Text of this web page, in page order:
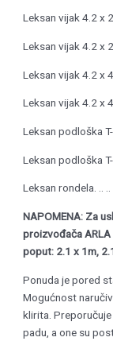
Leksan vijak 4.2 x
Leksan vijak 4.2 x
Leksan vijak 4.2 x
Leksan vijak 4.2 x
Leksan podloška
Leksan podloška
Leksan rondela. .. ..
NAPOMENA: Za
proizvođača ARLA
poput: 2.1 x 1m,
Ponuda je pored
Mogućnost
klirita.
padu, a one su